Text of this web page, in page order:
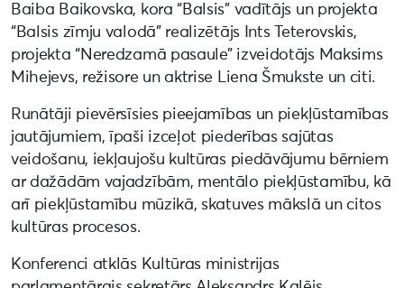
Baiba Baikovska, kora “Balsis” vadītājs un projekta
“Balsis zīmju valodā” realizētājs Ints Teterovskis,
projekta “Neredzamā pasaule” izveidotājs Maksims
Mihejevs, režisore un aktrise Liena Šmukste un citi.
Runātāji pievērsīsies pieejamības un piekļūstamības
jautājumiem, īpaši izceļot piederības sajūtas
veidošanu, iekļaujošu kultūras piedāvājumu bērniem
ar dažādām vajadzībām, mentālo piekļūstamību, kā
arī piekļūstamību mūzikā, skatuves mākslā un citos
kultūras procesos.
Konferenci atklās Kultūras ministrijas